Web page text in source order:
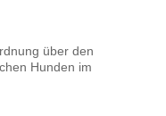
über den
Hunden im